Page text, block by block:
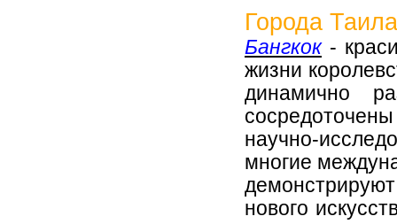
Города
Бангкок-
жизни
динамично
научно-
многие
нового